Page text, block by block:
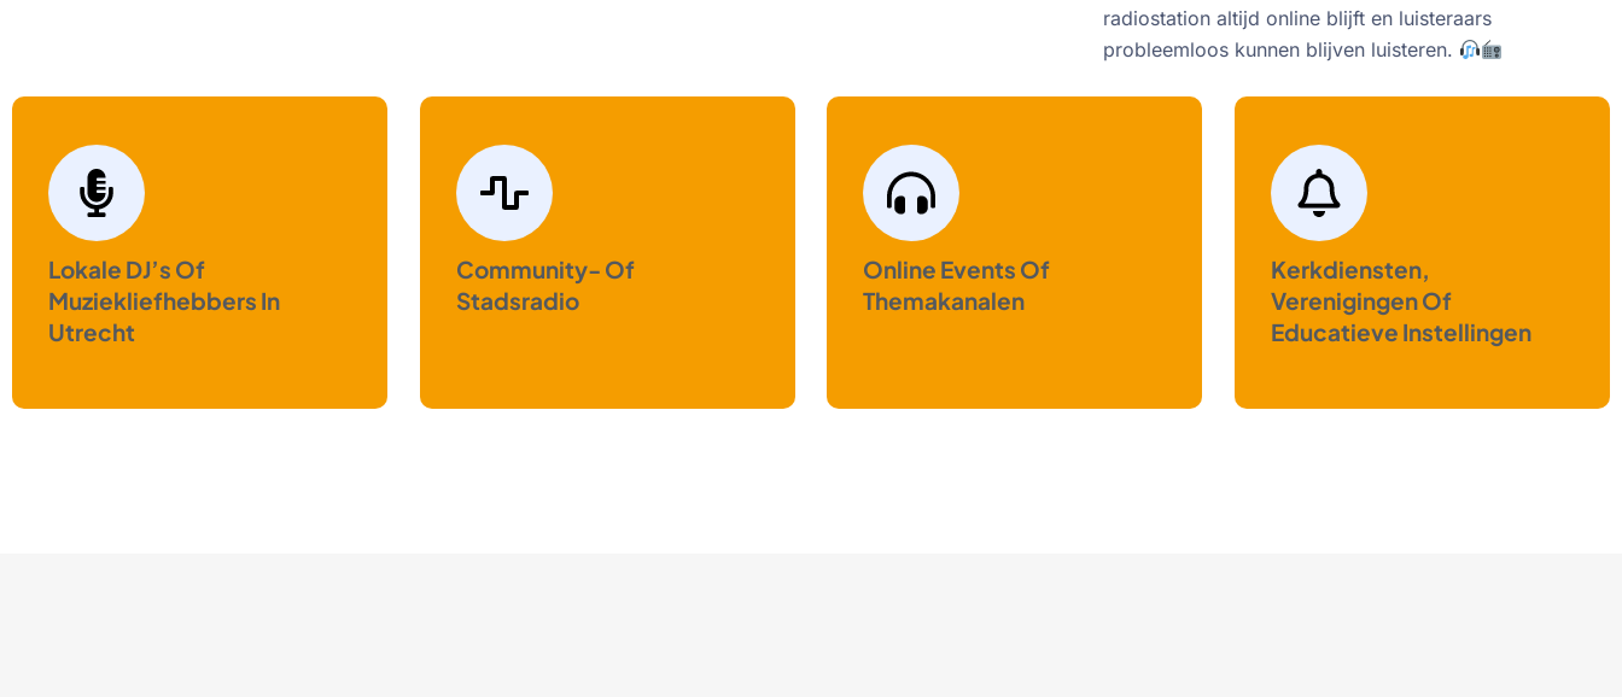
radiostation altijd online blijft en luisteraars
probleemloos kunnen blijven luisteren.
Lokale DJ’s Of
Muziekliefhebbers In
Utrecht
Community- Of
Stadsradio
Online Events Of
Themakanalen
Kerkdiensten,
Verenigingen Of
Educatieve Instellingen